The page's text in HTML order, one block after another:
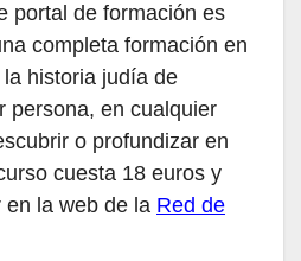
portal de formación es
completa formación en
historia judía de
persona, en cualquier
o profundizar en
cuesta 18 euros y
la web de la Red de